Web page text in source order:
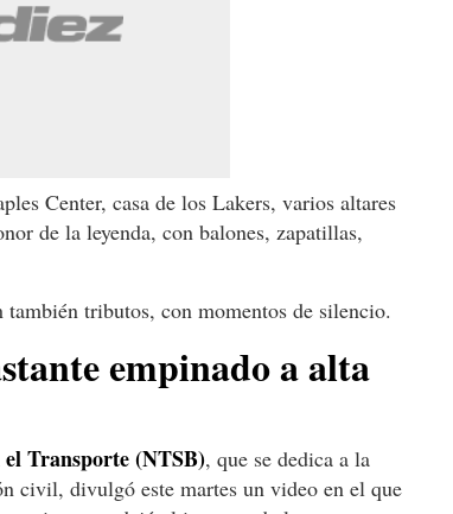
Center, casa de los Lakers, varios altares
de la leyenda, con balones, zapatillas,
tributos, con momentos de silencio.
empinado a alta
Transporte (NTSB), que se dedica a la
civil, divulgó este martes un video en el que